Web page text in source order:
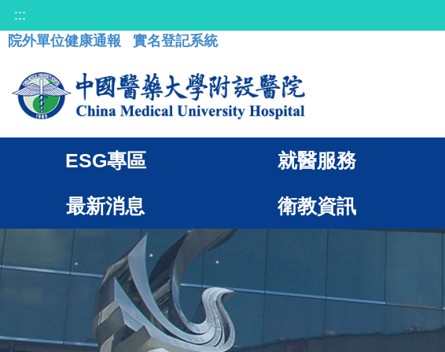
:::
院外單位健康通報
實名登記系統
ESG專區 就醫服務
最新消息 衛教資訊